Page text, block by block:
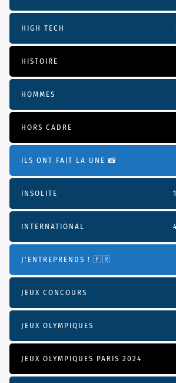
HIGH TECH
HISTOIRE
HOMMES
HORS CADRE
ILS ONT FAIT LA UNE 📸
INSOLITE
INTERNATIONAL
J'ENTREPRENDS ! 🇫🇷
JEUX CONCOURS
JEUX OLYMPIQUES
JEUX OLYMPIQUES PARIS 2024